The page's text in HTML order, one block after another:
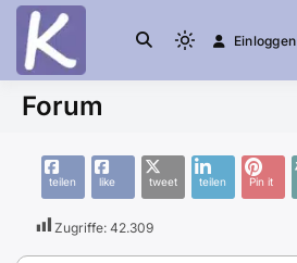
die Community Einloggen
Forum
teilen like tweet teilen Pin it
Zugriffe: 42.309